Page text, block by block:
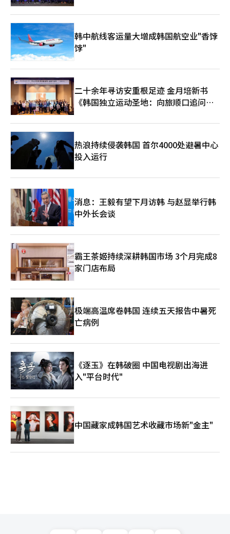
韩中航线客运量大增成韩国航空业"香饽
饽"
二十余年寻访安重根足迹 金月培新书
《韩国独立运动圣地：向旅顺口追问历
热浪持续侵袭韩国 首尔4000处避暑中心
投入运行
消息：王毅有望下月访韩 与赵显举行韩
中外长会谈
霸王茶姬持续深耕韩国市场 3个月完成8
家门店布局
极端高温席卷韩国 连续五天报告中暑死
亡病例
《逐玉》在韩破圈 中国电视剧出海进
入"平台时代"
中国藏家成韩国艺术收藏市场新"金主"